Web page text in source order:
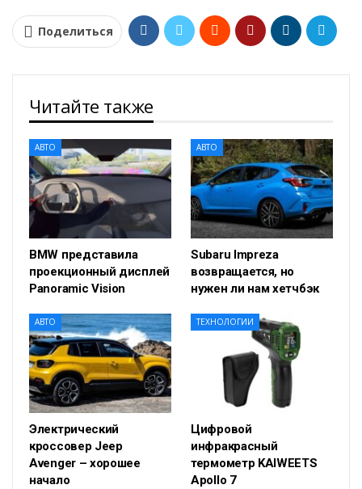
Поделиться
Читайте также
АВТО
BMW представила
проекционный дисплей
Panoramic Vision
АВТО
Subaru Impreza
возвращается, но
нужен ли нам хетчбэк
АВТО
Электрический
кроссовер Jeep
Avenger – хорошее
начало
ТЕХНОЛОГИИ
Цифровой
инфракрасный
термометр KAIWEETS
Apollo 7